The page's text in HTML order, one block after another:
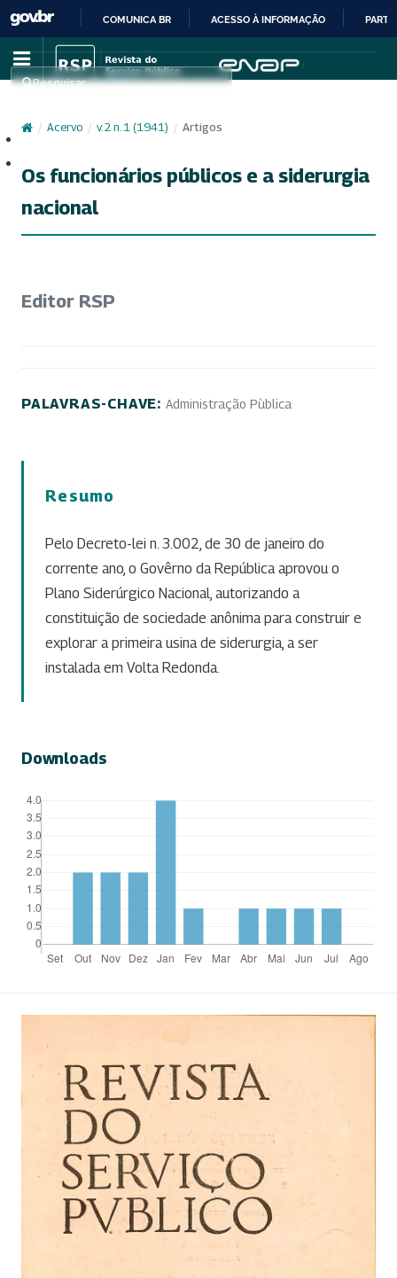
IR
PARA
CONTEÚDO
COMUNICA BR ACESSO À INFORMAÇÃO
Pesquisar
/ Acervo / v. 2 n. 1 (1941) / Artigos
Os funcionários públicos e a siderurgia
nacional
Editor RSP
PALAVRAS-CHAVE: Administração Pùblica
Resumo
Pelo Decreto-lei n. 3.002, de 30 de janeiro do
corrente ano, o Govêrno da República aprovou o
Plano Siderúrgico Nacional, autorizando a
constituição de sociedade anônima para construir e
explorar a primeira usina de siderurgia, a ser
instalada em Volta Redonda.
Downloads